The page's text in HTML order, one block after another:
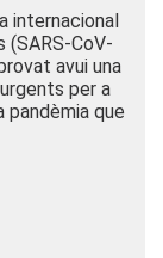
internacional
(SARS-CoV-
avui una
per a
pandèmia que